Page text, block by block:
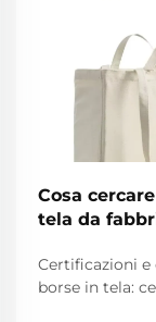
Cosa
tela da
Certificazioni
borse in tela: